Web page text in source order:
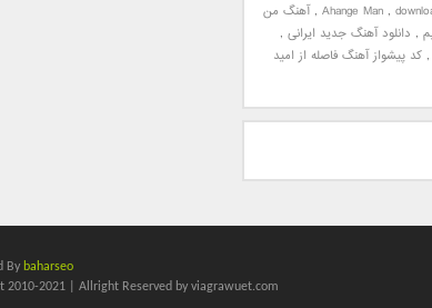
Ahange Man ,
,آهنگ من
, دانلود آهنگ جدید ایرانی ,
, کد پیشواز آهنگ فاصله از امید
By baharseo
2010-2021 | Allright Reserved by viagrawuet.com